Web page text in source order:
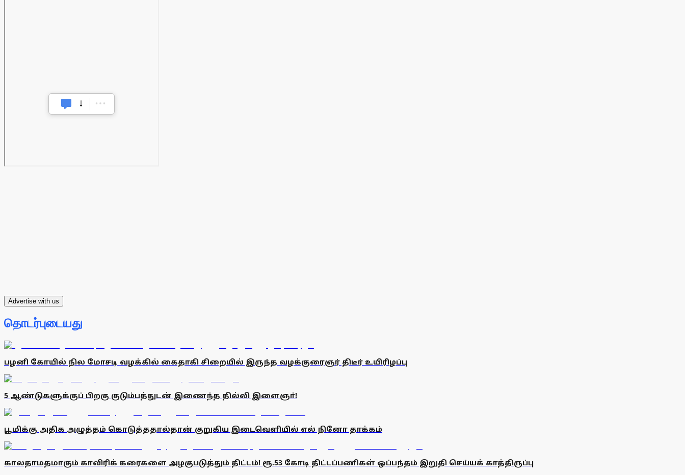
Advertise with us
தொடர்புடையது
பழனி கோயில் நில மோசடி வழக்கில் கைதாகி சிறையில் இருந்த வழக்குரைஞர் திடீர் உயிரிழப்பு
5 ஆண்டுகளுக்குப் பிறகு குடும்பத்துடன் இணைந்த தில்லி இளைஞா்!
பூமிக்கு அதிக அழுத்தம் கொடுத்ததால்தான் குறுகிய இடைவெளியில் எல் நினோ தாக்கம்
காலதாமதமாகும் காவிரிக் கரைகளை அழகுபடுத்தும் திட்டம்! ரூ.53 கோடி திட்டப்பணிகள் ஒப்பந்தம் இறுதி செய்யக் காத்திருப்பு